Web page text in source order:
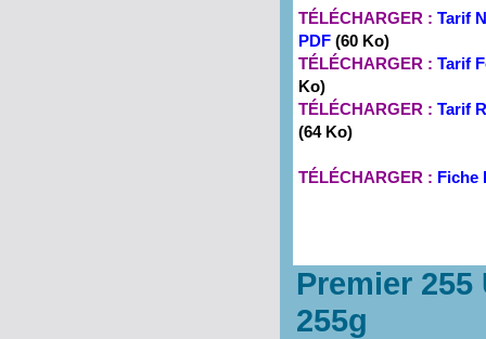
TÉLÉCHARGER : Tarif
PDF (60 Ko)
TÉLÉCHARGER : Tarif
Ko)
TÉLÉCHARGER : Tarif
(64 Ko)
TÉLÉCHARGER : Fiche
Premier
255g